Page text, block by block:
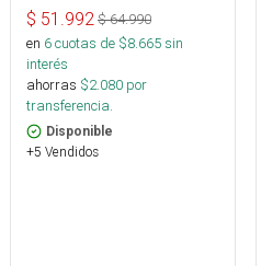
$ 51.992 $64.990
en 6cuotas de $8.665sin
interés
ahorras $2.080 por
transferencia.
Disponible
+5 Vendidos